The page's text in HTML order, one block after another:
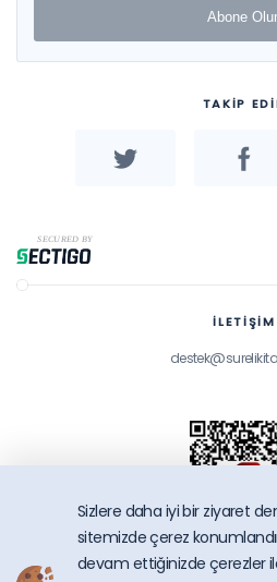
Abone
TAKİP
İLETİŞİM
Sizlere daha iyi bir ziyaret
sitemizde çerez
devam ettiğinizde çerezler